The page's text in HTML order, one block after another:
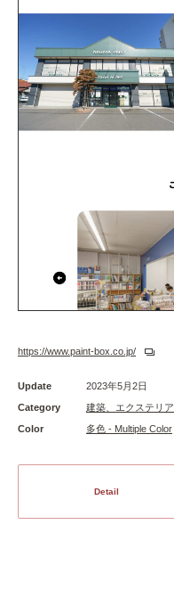
https://www.paint-box.co.jp/
Update
2023年5月2日
Category
建築、エクステリア
Color
多色 - Multiple Color
Detail